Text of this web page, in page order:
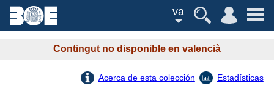
va
Contingut no disponible en valencià
Acerca de esta colección Estadísticas